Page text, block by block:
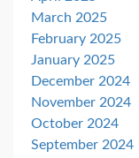
March 2025
February 2025
January 2025
December 2024
November 2024
October 2024
September 2024